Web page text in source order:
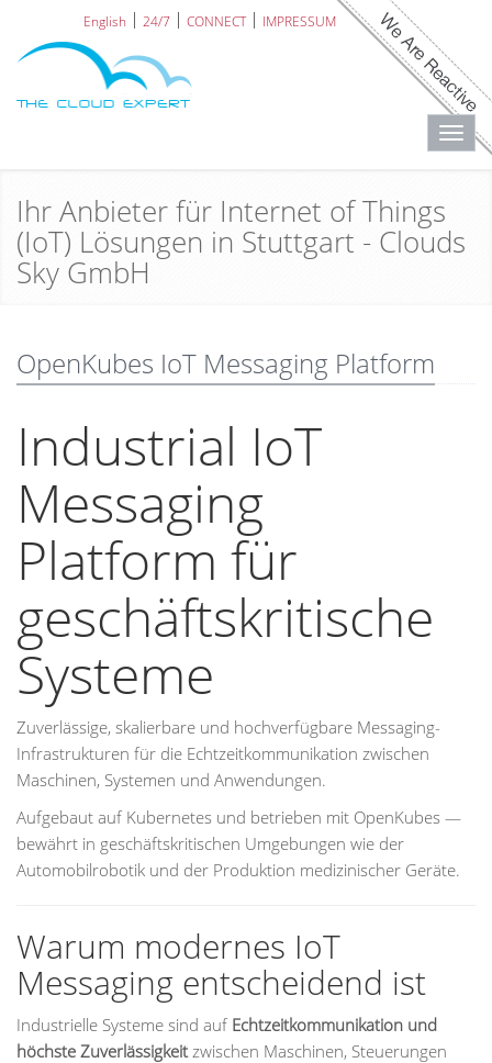
English 24/7 CONNECT IMPRESSUM
Ihr Anbieter für Internet of Things
(IoT) Lösungen in Stuttgart - Clouds
Sky GmbH
OpenKubes IoT Messaging Platform
Industrial IoT
Messaging
Platform für
geschäftskritische
Systeme
Zuverlässige, skalierbare und hochverfügbare Messaging-
Infrastrukturen für die Echtzeitkommunikation zwischen
Maschinen, Systemen und Anwendungen.
Aufgebaut auf Kubernetes und betrieben mit OpenKubes —
bewährt in geschäftskritischen Umgebungen wie der
Automobilrobotik und der Produktion medizinischer Geräte.
Warum modernes IoT
Messaging entscheidend ist
Industrielle Systeme sind auf Echtzeitkommunikation und
höchste Zuverlässigkeitzwischen Maschinen, Steuerungen